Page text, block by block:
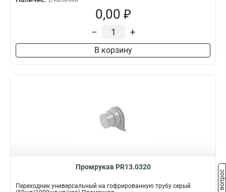
0,00 ₽
– +
В корзину
Промрукав PR13.0320
Переходник универсальный на гофрированную трубу серый